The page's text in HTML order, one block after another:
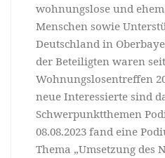
wohnungslose und
Menschen sowie
Deutschland in
der Beteiligten waren
Wohnungslosentreffen
neue Interessierte sind
Schwerpunktthemen
08.08.2023 fand eine
Thema „Umsetzung des